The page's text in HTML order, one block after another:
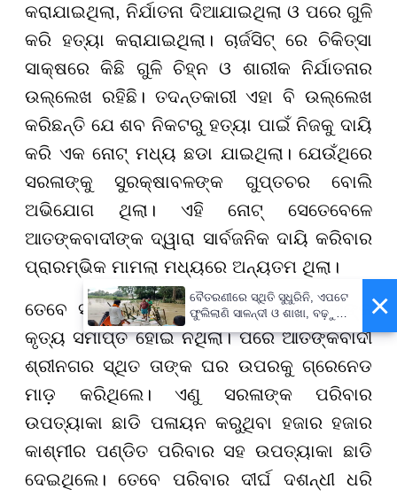
କରାଯାଇଥିଲା, ନିର୍ଯାତନା ଦିଆଯାଇଥିଲା ଓ ପରେ ଗୁଳି
କରି ହତ୍ୟା କରାଯାଇଥିଲା। ଚାର୍ଜସିଟ୍ ରେ ଚିକିତ୍ସା
ସାକ୍ଷରେ କିଛି ଗୁଳି ଚିହ୍ନ ଓ ଶାରୀକ ନିର୍ଯାତନାର
ଉଲ୍ଲେଖ ରହିଛି। ତଦନ୍ତକାରୀ ଏହା ବି ଉଲ୍ଲେଖ
କରିଛନ୍ତି ଯେ ଶବ ନିକଟରୁ ହତ୍ୟା ପାଇଁ ନିଜକୁ ଦାୟି
କରି ଏକ ନୋଟ୍ ମଧ୍ୟ ଛଡା ଯାଇଥିଲା। ଯେଉଁଥିରେ
ସରଳାଙ୍କୁ ସୁରକ୍ଷାବଳଙ୍କ ଗୁପ୍ତଚର ବୋଲି
ଅଭିଯୋଗ ଥିଲା। ଏହି ନୋଟ୍ ସେତେବେଳେ
ଆତଙ୍କବାଦୀଙ୍କ ଦ୍ୱାରା ସାର୍ବଜନିକ ଦାୟି କରିବାର
ପ୍ରାରମ୍ଭିକ ମାମଲା ମଧ୍ୟରେ ଅନ୍ୟତମ ଥିଲା।
ତେବେ ସରଳାଙ୍କ ମୃତ୍ୟୁ ସହିତ ଆତଙ୍କବାଦୀଙ୍କ
କୃତ୍ୟ ସମାପ୍ତ ହୋଇ ନଥିଲା। ପରେ ଆତଙ୍କବାଦୀ
ଶ୍ରୀନଗର ସ୍ଥିତ ତାଙ୍କ ଘର ଉପରକୁ ଗ୍ରେନେଡ
ମାଡ଼ କରିଥିଲେ। ଏଣୁ ସରଳାଙ୍କ ପରିବାର
ଉପତ୍ୟାକା ଛାଡି ପଳାୟନ କରୁଥିବା ହଜାର ହଜାର
କାଶ୍ମୀର ପଣ୍ଡିତ ପରିବାର ସହ ଉପତ୍ୟାକା ଛାଡି
ଦେଇଥିଲେ। ତେବେ ପରିବାର ଦୀର୍ଘ ଦଶନ୍ଧୀ ଧରି
×
ବୈତରଣୀରେ ସ୍ଥିତି ସୁଧୁରିନି, ଏପଟେ
ଫୁଲିଲାଣି ସାଳନ୍ଦୀ ଓ ଶାଖା, ବଢ଼ୁଛି
ବନ୍ୟା ଭୟ